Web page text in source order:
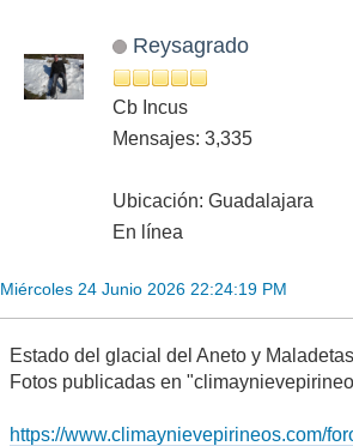
Reysagrado
Cb Incus
Mensajes: 3,335
Ubicación: Guadalajara
En línea
Miércoles 24 Junio 2026 22:24:19 PM
Estado del glacial del Aneto y
Fotos publicadas en
https://www.climaynievepirineos.com/